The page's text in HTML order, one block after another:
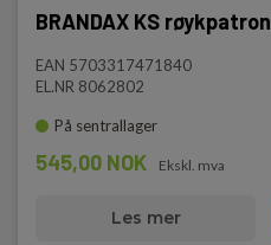
BRANDAX KS røykpatron
EAN 5703317471840
EL.NR 8062802
På sentrallager
545,00 NOK Ekskl. mva
Les mer